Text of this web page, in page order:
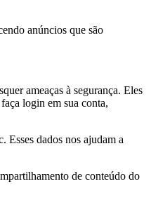
anúncios que são
ameaças à segurança. Eles
login em sua conta,
Esses dados nos ajudam a
de conteúdo do